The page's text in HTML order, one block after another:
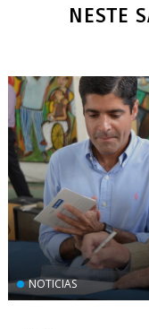
NESTE
NOTICIAS